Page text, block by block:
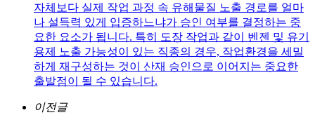
자체보다 실제 작업 과정 속 유해물질 노출 경로를 얼마
나 설득력 있게 입증하느냐가 승인 여부를 결정하는 중
요한 요소가 됩니다. 특히 도장 작업과 같이 벤젠 및 유기
용제 노출 가능성이 있는 직종의 경우, 작업환경을 세밀
하게 재구성하는 것이 산재 승인으로 이어지는 중요한
출발점이 될 수 있습니다.
이전글